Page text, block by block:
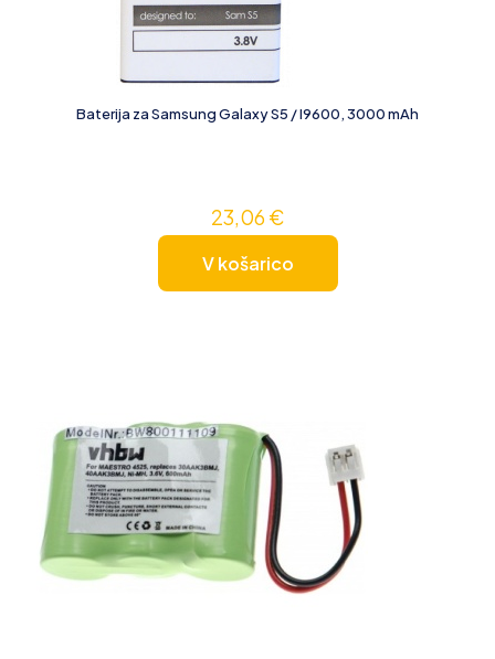
Baterija za Samsung Galaxy S5 / I9600, 3000 mAh
23,06€
V košarico